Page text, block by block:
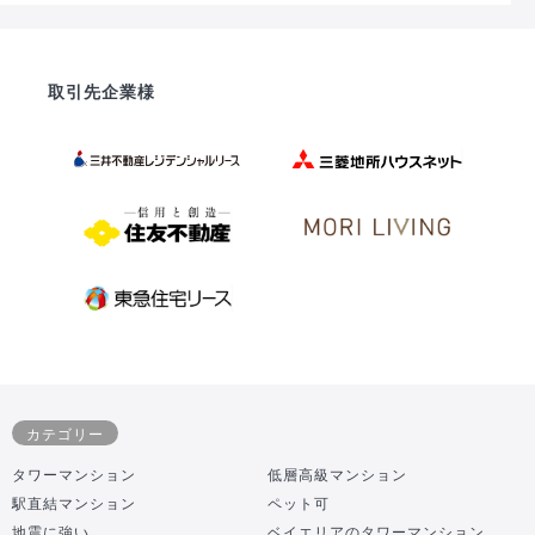
取引先企業様
カテゴリー
タワーマンション
低層高級マンション
駅直結マンション
ペット可
地震に強い
ベイエリアのタワーマンション